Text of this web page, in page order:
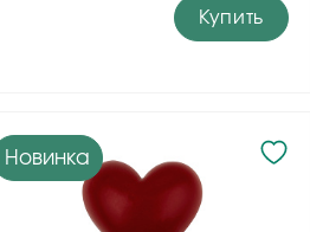
Купить
Новинка